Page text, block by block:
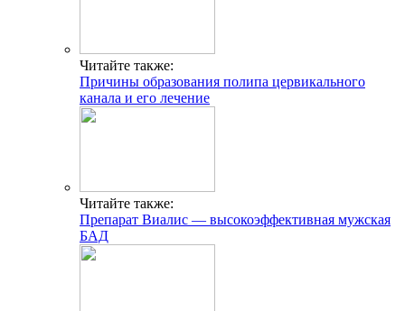
Читайте также:
Причины образования полипа цервикального
канала и его лечение
Читайте также:
Препарат Виалис — высокоэффективная мужская
БАД